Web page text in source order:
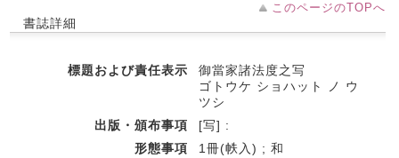
このページのTOPへ
書誌詳細
標題および責任表示
御當家諸法度之写
ゴトウケ ショハット ノ ウ
ツシ
出版・頒布事項
[写] :
形態事項
1冊(帙入) ; 和